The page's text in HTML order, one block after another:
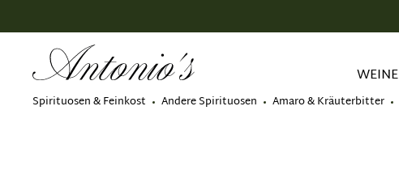
Spirituosen & Feinkost Andere Spirituosen Amaro & Kräuterbitter
WEINE